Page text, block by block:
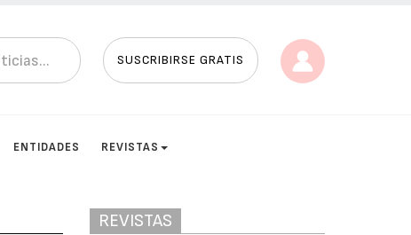
SUSCRIBIRSE GRATIS
ENTIDADES REVISTAS
REVISTAS